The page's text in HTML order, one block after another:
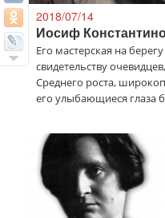
2018/07/14
Иосиф
Его мастерская на
свидетельству
Среднего роста,
его улыбающиеся глаза